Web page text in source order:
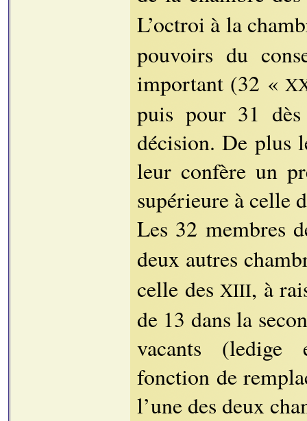
L’octroi à la
pouvoirs du
important (32 «
puis pour 31
décision. De plus
leur confère un
supérieure à celle
Les 32 membres
deux autres
celle desXIII, à
de 13 dans la
vacants (ledige
fonction de
l’une des deux